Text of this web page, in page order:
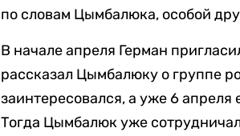
по словам Цымбалюка, особой
В начале апреля Герман
рассказал Цымбалюку о группе
заинтересовался, а уже 6
Тогда Цымбалюк уже